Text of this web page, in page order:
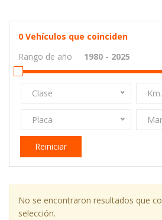
0 Vehículos que coinciden
Rango de año
Clase Km.
Placa
Reiniciar
No se encontraron resultados que
selección.